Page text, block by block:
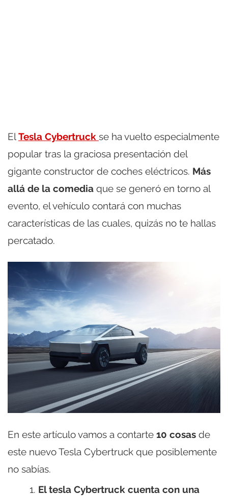
ElTesla Cybertruck se ha vuelto especialmente
popular tras la graciosa presentación del
gigante constructor de coches eléctricos. Más
allá de la comedia que se generó en torno al
evento, el vehículo contará con muchas
características de las cuales, quizás no te hallas
percatado.
En este artículo vamos a contarte 10 cosas de
este nuevo Tesla Cybertruck que posiblemente
no sabías.
El tesla Cybertruck cuenta con una